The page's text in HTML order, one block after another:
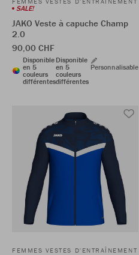
SALE!
JAKO Veste à capuche Champ
2.0
90,00 CHF
Disponible
en 5
couleurs
différentes
Disponible
en 5
couleurs
différentes
Personnalisable
FEMMES VESTES D'ENTRAÎNEMENT